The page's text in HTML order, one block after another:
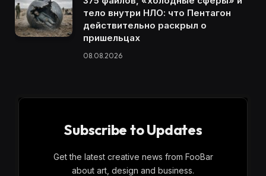
тело внутри НЛО: что Пентагон
действительно раскрыл о
пришельцах
08.08.2026
Subscribe to Updates
Get the latest creative news from FooBar
about art, design and business.